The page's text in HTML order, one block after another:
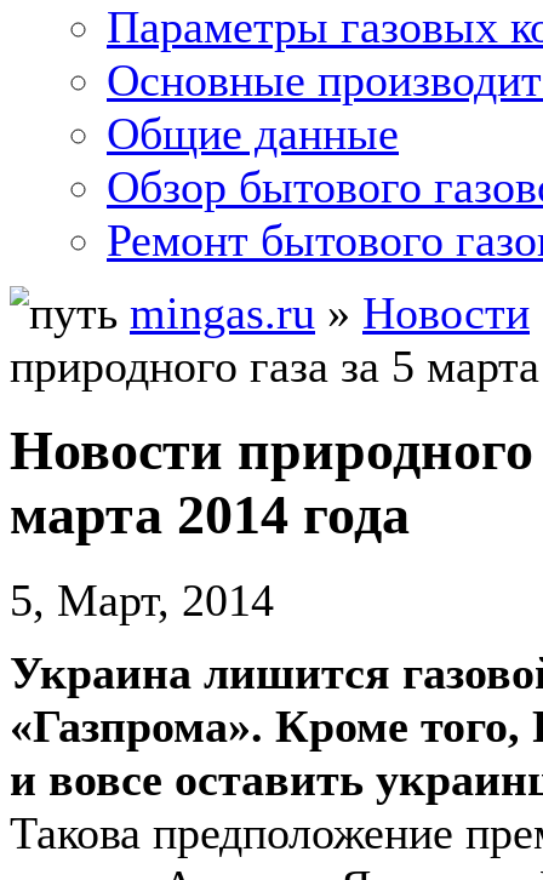
Параметры газовых
Основные
Общие данные
Обзор бытового
Ремонт бытового
mingas.ru » Новости
природного газа за 5
Новости природного
марта 2014 года
5, Март, 2014
Украина лишится
«Газпрома». Кроме того,
и вовсе оставить
Такова предположение